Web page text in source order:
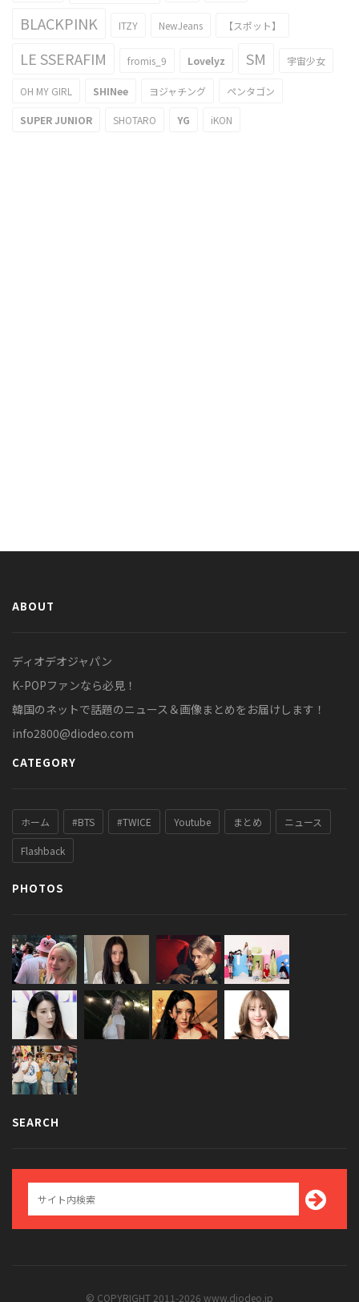
BLACKPINK ITZY NewJeans 【スポット】
LE SSERAFIM fromis_9 Lovelyz SM 宇宙少女
OH MY GIRL SHINee ヨジャチング ペンタゴン
SUPER JUNIOR SHOTARO YG iKON
ABOUT
ディオデオジャパン
K-POPファンなら必見！
韓国のネットで話題のニュース＆画像まとめをお届けします！
info2800@diodeo.com
CATEGORY
ホーム #BTS #TWICE Youtube まとめ ニュース
Flashback
PHOTOS
SEARCH
© COPYRIGHT 2011-2026 www.diodeo.jp